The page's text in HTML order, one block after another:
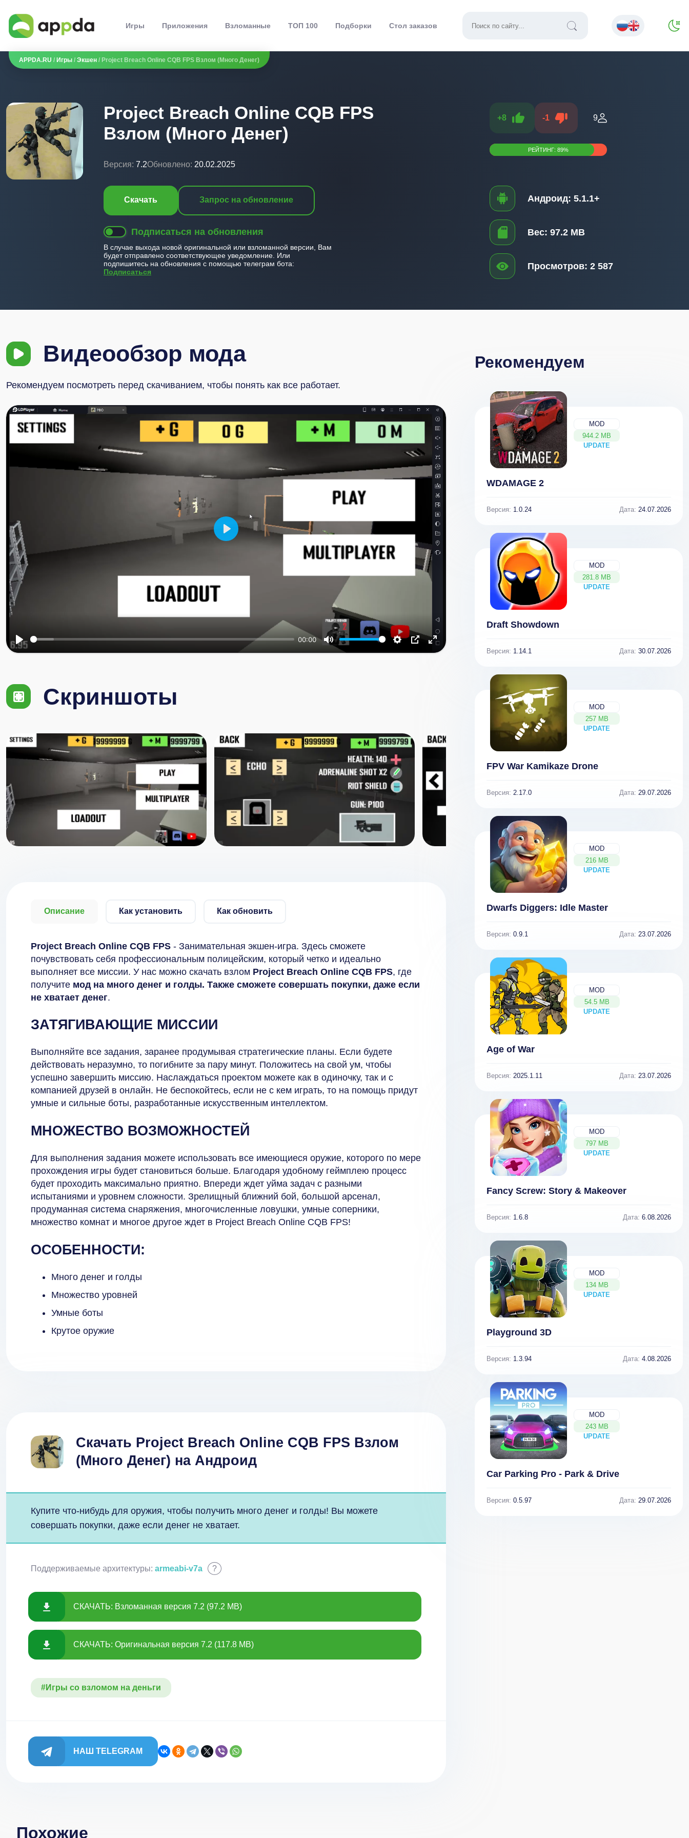
Игры Приложения Взломанные ТОП 100 Подборки Стол заказов
APPDA.RU / Игры / Экшен / Project Breach Online CQB FPS Взлом (Много Денег)
Project Breach Online CQB FPS
Взлом (Много Денег)
Версия: 7.2Обновлено: 20.02.2025
Скачать Запрос на обновление
Подписаться на обновления
В случае выхода новой оригинальной или взломанной версии, Вам
будет отправлено соответствующее уведомление. Или
подпишитесь на обновления с помощью телеграм бота:
Подписаться
+8 -1 9
РЕЙТИНГ:89%
Андроид: 5.1.1+
Вес: 97.2 MB
Просмотров: 2 587
Видеообзор мода
Рекомендуем посмотреть перед скачиванием, чтобы понять как все работает.
00:00
Воспроизвести
Скриншоты
Описание Как установить Как обновить
Project Breach Online CQB FPS - Занимательная экшен-игра. Здесь сможете
почувствовать себя профессиональным полицейским, который четко и идеально
выполняет все миссии. У нас можно скачать взлом Project Breach Online CQB FPS, где
получите мод на много денег и голды. Также сможете совершать покупки, даже если
не хватает денег.
ЗАТЯГИВАЮЩИЕ МИССИИ
Выполняйте все задания, заранее продумывая стратегические планы. Если будете
действовать неразумно, то погибните за пару минут. Положитесь на свой ум, чтобы
успешно завершить миссию. Наслаждаться проектом можете как в одиночку, так и с
компанией друзей в онлайн. Не беспокойтесь, если не с кем играть, то на помощь придут
умные и сильные боты, разработанные искусственным интеллектом.
МНОЖЕСТВО ВОЗМОЖНОСТЕЙ
Для выполнения задания можете использовать все имеющиеся оружие, которого по мере
прохождения игры будет становиться больше. Благодаря удобному геймплею процесс
будет проходить максимально приятно. Впереди ждет уйма задач с разными
испытаниями и уровнем сложности. Зрелищный ближний бой, большой арсенал,
продуманная система снаряжения, многочисленные ловушки, умные соперники,
множество комнат и многое другое ждет в Project Breach Online CQB FPS!
ОСОБЕННОСТИ:
Много денег и голды
Множество уровней
Умные боты
Крутое оружие
Скачать Project Breach Online CQB FPS Взлом
(Много Денег) на Андроид
Купите что-нибудь для оружия, чтобы получить много денег и голды! Вы можете
совершать покупки, даже если денег не хватает.
Поддерживаемые архитектуры: armeabi-v7a ?
СКАЧАТЬ: Взломанная версия 7.2 (97.2 MB)
СКАЧАТЬ: Оригинальная версия 7.2 (117.8 MB)
#Игры со взломом на деньги
НАШ TELEGRAM
Похожие
Рекомендуем
MOD
944.2 MB
UPDATE
NEW
WDAMAGE 2
Версия: 1.0.24 Дата: 24.07.2026
MOD
281.8 MB
UPDATE
NEW
Draft Showdown
Версия: 1.14.1 Дата: 30.07.2026
MOD
257 MB
UPDATE
NEW
FPV War Kamikaze Drone
Версия: 2.17.0 Дата: 29.07.2026
MOD
216 MB
UPDATE
NEW
Dwarfs Diggers: Idle Master
Версия: 0.9.1 Дата: 23.07.2026
MOD
54.5 MB
UPDATE
NEW
Age of War
Версия: 2025.1.11 Дата: 23.07.2026
MOD
797 MB
UPDATE
NEW
Fancy Screw: Story & Makeover
Версия: 1.6.8 Дата: 6.08.2026
MOD
134 MB
UPDATE
NEW
Playground 3D
Версия: 1.3.94 Дата: 4.08.2026
MOD
243 MB
UPDATE
NEW
Car Parking Pro - Park & Drive
Версия: 0.5.97 Дата: 29.07.2026